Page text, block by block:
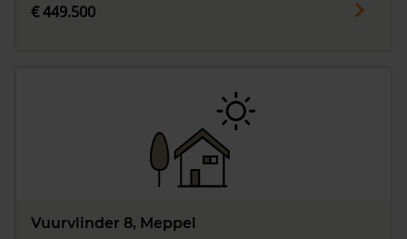
€ 449.500
Vuurvlinder 8, Meppel